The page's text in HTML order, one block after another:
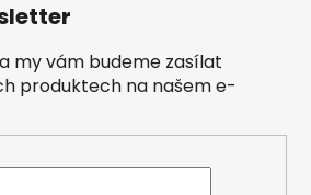
my vám budeme zasílat
produktech na našem e-